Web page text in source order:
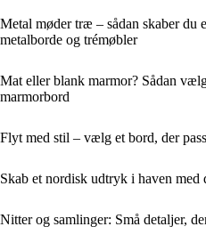
Metal møder træ – sådan skaber du
metalborde og trémøbler
Mat eller blank marmor? Sådan
marmorbord
Flyt med stil – vælg et bord, der
Skab et nordisk udtryk i haven med
Nitter og samlinger: Små detaljer,